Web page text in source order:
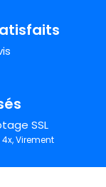
SSL
Virement